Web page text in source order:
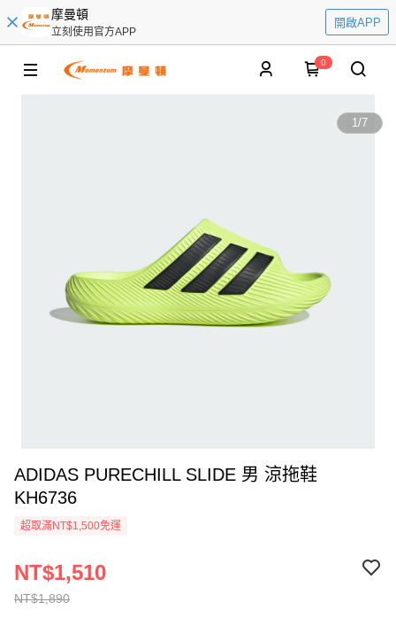
摩曼頓
立刻使用官方APP
開啟APP
0
1/7
ADIDAS PURECHILL SLIDE 男 涼拖鞋
KH6736
超取滿NT$1,500免運
NT$1,890
NT$1,510